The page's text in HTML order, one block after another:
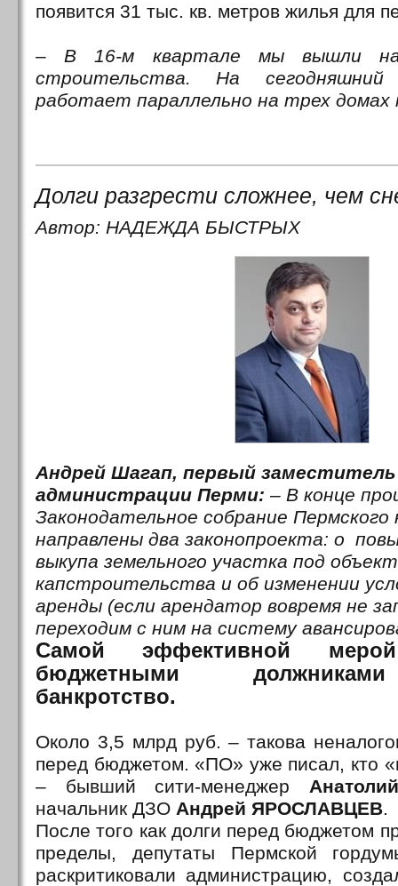
появится 31 тыс. кв. метров жилья для
– В 16-м квартале мы вышли на
строительства. На сегодняшний
работает параллельно на трех домах
Долги разгрести сложнее, чем
Автор: НАДЕЖДА БЫСТРЫХ
Андрей Шагап, первый
администрации Перми: – В конце
Законодательное собрание Пермского
направлены два законопроекта: о
выкупа земельного участка под
капстроительства и об изменении
аренды (если арендатор вовремя не
переходим с ним на систему
Самой эффективной
бюджетными
банкротство.
Около 3,5 млрд руб. – такова
перед бюджетом. «ПО» уже писал, кто
– бывший сити-менеджер
начальник ДЗО Андрей ЯРОСЛАВЦЕВ.
После того как долги перед бюджетом
пределы, депутаты Пермской
раскритиковали администрацию,